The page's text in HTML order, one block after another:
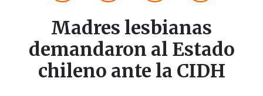
Madres lesbianas
demandaron al Estado
chileno ante la CIDH